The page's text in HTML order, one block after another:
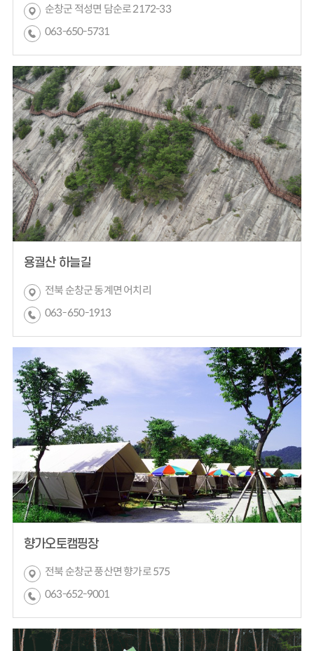
순창군 적성면 담순로 2172-33
063-650-5731
용궐산 하늘길
전북 순창군 동계면 어치리
063- 650-1913
향가오토캠핑장
전북 순창군 풍산면 향가로 575
063-652-9001